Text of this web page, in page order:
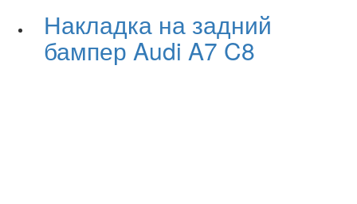
Накладка на задний
бампер Audi A7 C8